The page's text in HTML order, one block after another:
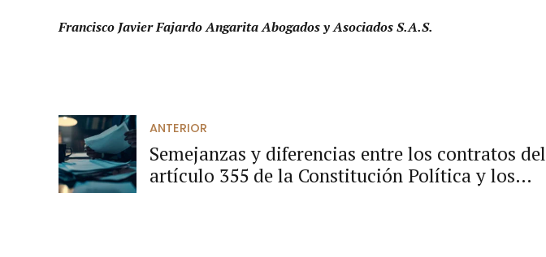
Francisco Javier Fajardo Angarita Abogados y Asociados S.A.S.
ANTERIOR
Semejanzas y diferencias entre los contratos del
artículo 355 de la Constitución Política y los